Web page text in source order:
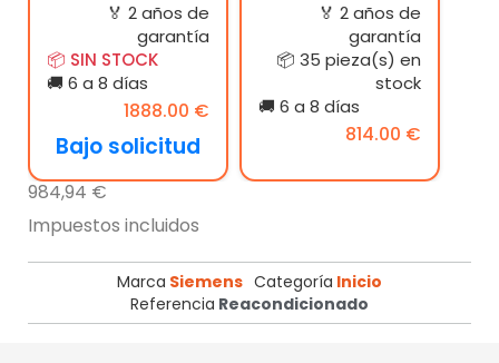
🏅 2 años de
garantía
📦 SIN STOCK
🚚 6 a 8 días
1888.00 €
Bajo solicitud
🏅 2 años de
garantía
📦 35 pieza(s) en
stock
🚚 6 a 8 días
814.00 €
984,94 €
Impuestos incluidos
Marca Siemens Categoría Inicio
Referencia Reacondicionado